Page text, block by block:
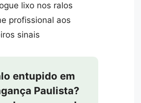
lixo nos ralos
profissional aos
sinais
entupido em
Paulista?